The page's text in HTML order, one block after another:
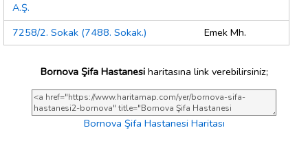
A.Ş.
7258/2. Sokak (7488. Sokak.)
Emek Mh.
Bornova Şifa Hastanesiharitasına link verebilirsiniz;
Bornova Şifa Hastanesi Haritası